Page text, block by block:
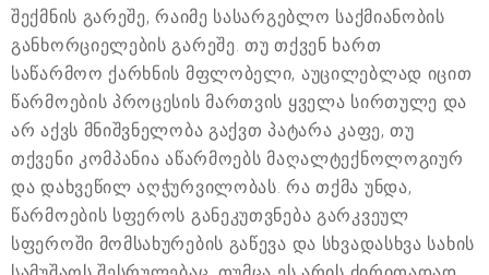
შექმნის გარეშე, რაიმე სასარგებლო საქმიანობის
განხორციელების გარეშე. თუ თქვენ ხართ
საწარმოო ქარხნის მფლობელი, აუცილებლად იცით
წარმოების პროცესის მართვის ყველა სირთულე და
არ აქვს მნიშვნელობა გაქვთ პატარა კაფე, თუ
თქვენი კომპანია აწარმოებს მაღალტექნოლოგიურ
და დახვეწილ აღჭურვილობას. რა თქმა უნდა,
წარმოების სფეროს განეკუთვნება გარკვეულ
სფეროში მომსახურების გაწევა და სხვადასხვა სახის